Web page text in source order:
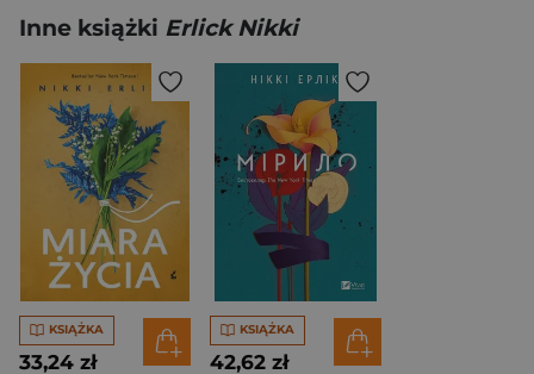
Inne książki Erlick Nikki
KSIĄŻKA
33,24 zł
KSIĄŻKA
42,62 zł